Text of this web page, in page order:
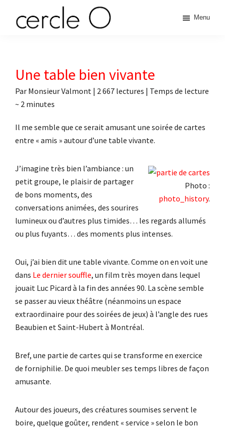
principale
O
érotique
Menu
Une table bien vivante
Par Monsieur Valmont | 2 667 lectures | Temps de lecture
~ 2 minutes
Il me semble que ce serait amusant une soirée de cartes
entre « amis » autour d’une table vivante.
Photo :
photo_history.
J’imagine très bien l’ambiance : un
petit groupe, le plaisir de partager
de bons moments, des
conversations animées, des sourires
lumineux ou d’autres plus timides… les regards allumés
ou plus fuyants… des moments plus intenses.
Oui, j’ai bien dit une table vivante. Comme on en voit une
dans Le dernier souffle, un film très moyen dans lequel
jouait Luc Picard à la fin des années 90. La scène semble
se passer au vieux théâtre (néanmoins un espace
extraordinaire pour des soirées de jeux) à l’angle des rues
Beaubien et Saint-Hubert à Montréal.
Bref, une partie de cartes qui se transforme en exercice
de forniphilie. De quoi meubler ses temps libres de façon
amusante.
Autour des joueurs, des créatures soumises servent le
boire, quelque goûter, rendent « service » selon le bon